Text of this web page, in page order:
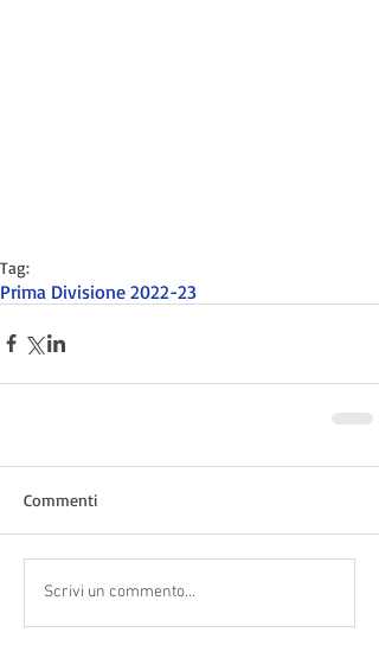
Tag:
Prima Divisione 2022-23
Commenti
Scrivi un commento...